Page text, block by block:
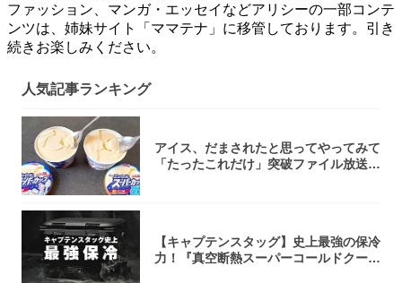
ファッション、マンガ・エッセイなどアリシーの一部コンテ
ンツは、姉妹サイト「ママテナ」に移管しております。引き
続きお楽しみください。
人気記事ランキング
アイス、だまされたと思ってやってみて
「たったこれだけ」突破ファイル放送で
【キャプテンスタッグ】史上最強の保冷
力！『真空断熱スーパーコールドクーラ